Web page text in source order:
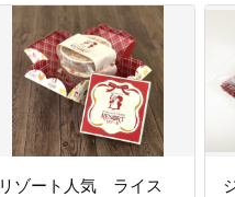
リゾート人気 ライス